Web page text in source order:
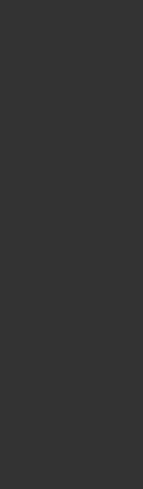
ビキニボトム